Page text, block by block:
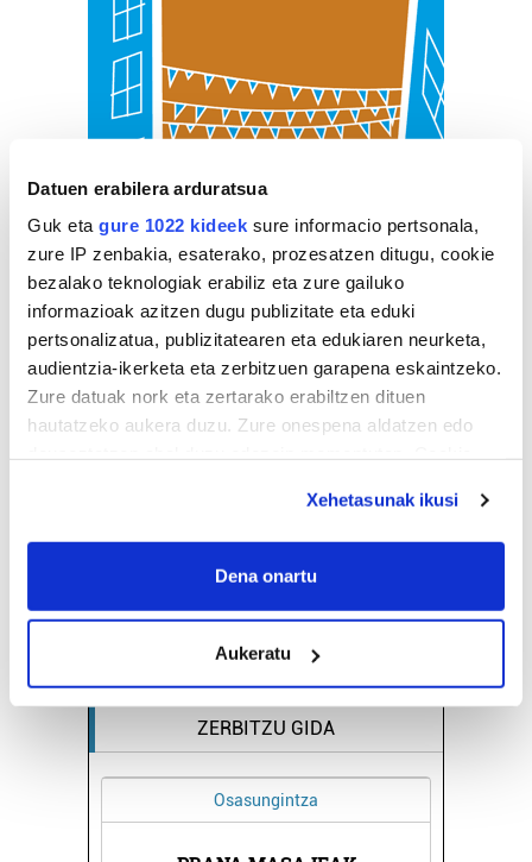
Datuen erabilera arduratsua
Guk eta gure 1022 kideek sure informacio pertsonala,
zure IP zenbakia, esaterako, prozesatzen ditugu, cookie
bezalako teknologiak erabiliz eta zure gailuko
informazioak azitzen dugu publizitate eta eduki
pertsonalizatua, publizitatearen eta edukiaren neurketa,
audientzia-ikerketa eta zerbitzuen garapena eskaintzeko.
Zure datuak nork eta zertarako erabiltzen dituen
hautatzeko aukera duzu. Zure onespena aldatzen edo
If you allow, we would also like to:
Collect information about your geographical
Identify your device by actively scanning it for
specific characteristics (fingerprinting)
Find out more about how your personal data is processed
and set your preferences in thedetails section.
Guk eta gure bazkideek zure datu pertsonalak
Xehetasunak ikusi
Dena onartu
Aukeratu
ZERBITZU GIDA
Osasungintza